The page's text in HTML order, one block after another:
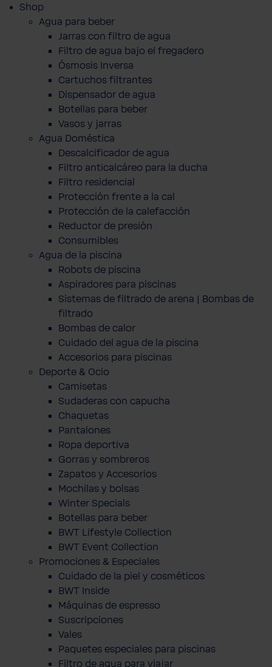
Shop
Agua para beber
Jarras con filtro de agua
Filtro de agua bajo el fregadero
Ósmosis Inversa
Cartuchos filtrantes
Dispensador de agua
Botellas para beber
Vasos y jarras
Agua Doméstica
Descalcificador de agua
Filtro anticalcáreo para la ducha
Filtro residencial
Protección frente a la cal
Protección de la calefacción
Reductor de presión
Consumibles
Agua de la piscina
Robots de piscina
Aspiradores para piscinas
Sistemas de filtrado de arena | Bombas de
filtrado
Bombas de calor
Cuidado del agua de la piscina
Accesorios para piscinas
Deporte & Ocio
Camisetas
Sudaderas con capucha
Chaquetas
Pantalones
Ropa deportiva
Gorras y sombreros
Zapatos y Accesorios
Mochilas y bolsas
Winter Specials
Botellas para beber
BWT Lifestyle Collection
BWT Event Collection
Promociones & Especiales
Cuidado de la piel y cosméticos
BWT Inside
Máquinas de espresso
Suscripciones
Vales
Paquetes especiales para piscinas
Filtro de agua para viajar